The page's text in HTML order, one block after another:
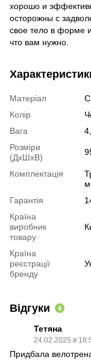
хорошо и
осторожны с
свое тело в форме
что вам нужно.
Матеріал
Колір
Вага
Розміри
(ДхШхВ)
Комплектація
Гарантія
Країна
виробник
товару
Країна
реєстрації
бренду
Відгуки 4
Тетяна
24.02.2025 в
Придбала